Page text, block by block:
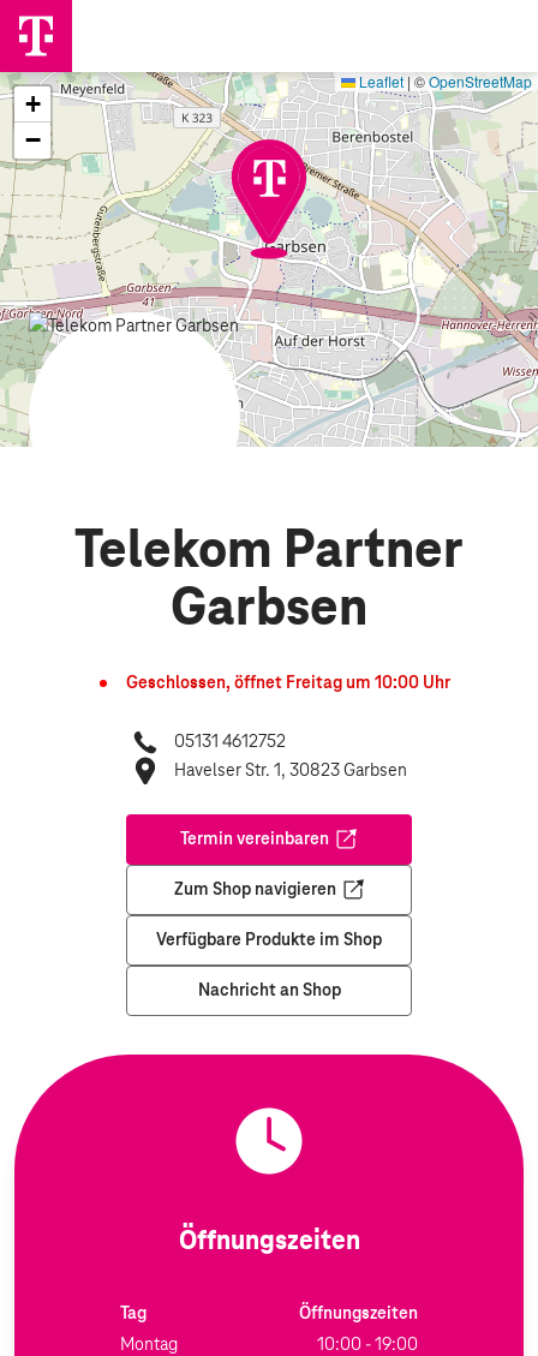
+
−
Leaflet|©OpenStreetMap
Telekom Partner
Garbsen
Geschlossen, öffnet Freitag um 10:00 Uhr
05131 4612752
Havelser Str. 1, 30823 Garbsen
Termin vereinbaren
Öffnet in einem neuen Tab
Zum Shop navigieren
Öffnet in einem neuen Tab
Verfügbare Produkte im Shop
Nachricht an Shop
Öffnungszeiten
Tag
Öffnungszeiten
Montag
10:00 - 19:00